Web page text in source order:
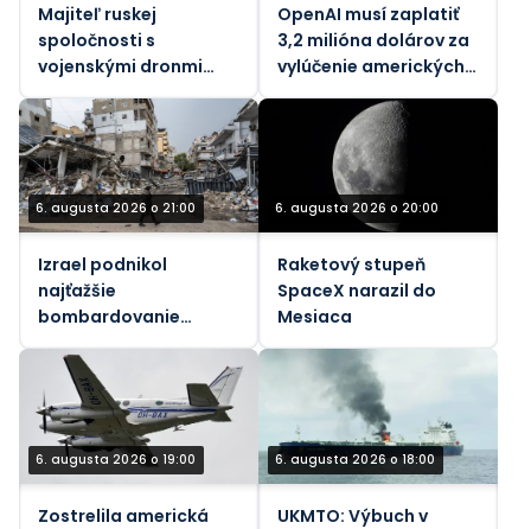
Majiteľ ruskej
spoločnosti s
vojenskými dronmi
bomby v aute
OpenAI musí zaplatiť
3,2 milióna dolárov za
vylúčenie amerických
6. augusta 2026 o 21:00
Izrael podnikol
najťažšie
bombardovanie
Libanonu od júnového
prímeria (VIDEÁ)
6. augusta 2026 o 20:00
Raketový stupeň
SpaceX narazil do
Mesiaca
6. augusta 2026 o 19:00
Zostrelila americká
6. augusta 2026 o 18:00
UKMTO: Výbuch v